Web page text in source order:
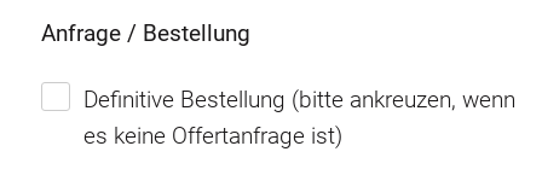
Anfrage / Bestellung
Definitive Bestellung (bitte ankreuzen, wenn
es keine Offertanfrage ist)